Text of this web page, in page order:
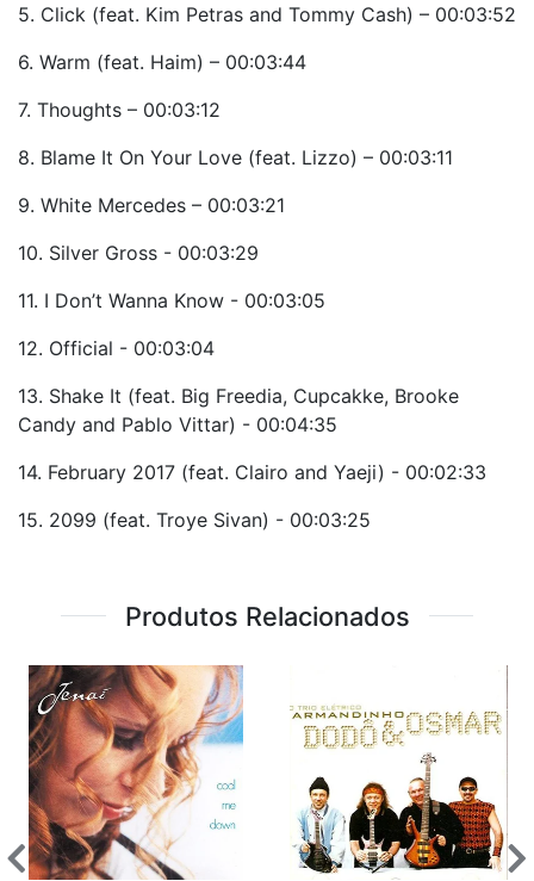
5. Click (feat. Kim Petras and Tommy Cash) – 00:03:52
6. Warm (feat. Haim) – 00:03:44
7. Thoughts – 00:03:12
8. Blame It On Your Love (feat. Lizzo) – 00:03:11
9. White Mercedes – 00:03:21
10. Silver Gross - 00:03:29
11. I Don’t Wanna Know - 00:03:05
12. Official - 00:03:04
13. Shake It (feat. Big Freedia, Cupcakke, Brooke
Candy and Pablo Vittar) - 00:04:35
14. February 2017 (feat. Clairo and Yaeji) - 00:02:33
15. 2099 (feat. Troye Sivan) - 00:03:25
Produtos Relacionados